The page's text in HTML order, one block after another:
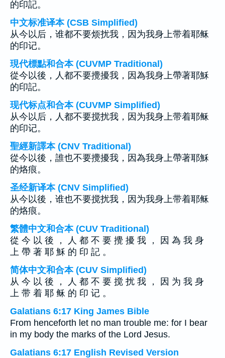
的印記。
中文标准译本 (CSB Simplified)
从今以后，谁都不要烦扰我，因为我身上带着耶稣
的印记。
現代標點和合本 (CUVMP Traditional)
從今以後，人都不要攪擾我，因為我身上帶著耶穌
的印記。
现代标点和合本 (CUVMP Simplified)
从今以后，人都不要搅扰我，因为我身上带着耶稣
的印记。
聖經新譯本 (CNV Traditional)
從今以後，誰也不要攪擾我，因為我身上帶著耶穌
的烙痕。
圣经新译本 (CNV Simplified)
从今以後，谁也不要搅扰我，因为我身上带着耶稣
的烙痕。
繁體中文和合本 (CUV Traditional)
從 今 以 後 ， 人 都 不 要 攪 擾 我 ， 因 為 我 身
上 帶 著 耶 穌 的 印 記 。
简体中文和合本 (CUV Simplified)
从 今 以 後 ， 人 都 不 要 搅 扰 我 ， 因 为 我 身
上 带 着 耶 稣 的 印 记 。
Galatians 6:17 King James Bible
From henceforth let no man trouble me: for I bear
in my body the marks of the Lord Jesus.
Galatians 6:17 English Revised Version